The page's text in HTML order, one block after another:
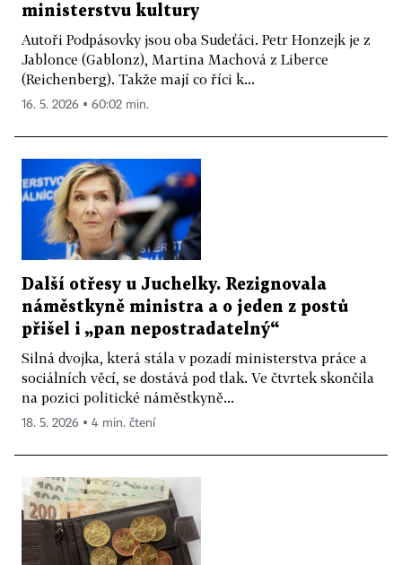
ministerstvu kultury
Autoři Podpásovky jsou oba Sudeťáci. Petr Honzejk je z
Jablonce (Gablonz), Martina Machová z Liberce
(Reichenberg). Takže mají co říci k...
16. 5. 2026 ▪ 60:02 min.
Další otřesy u Juchelky. Rezignovala
náměstkyně ministra a o jeden z postů
přišel i „pan nepostradatelný“
Silná dvojka, která stála v pozadí ministerstva práce a
sociálních věcí, se dostává pod tlak. Ve čtvrtek skončila
na pozici politické náměstkyně...
18. 5. 2026 ▪ 4 min. čtení